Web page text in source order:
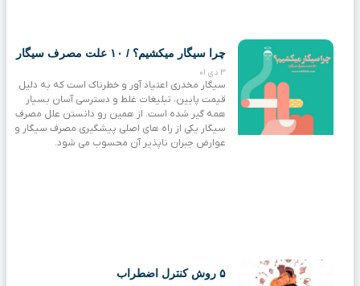
چرا سیگار میکشیم؟ / ۱۰ علت مصرف سیگار
3 دی 01
سیگار مخدری اعتیاد آور و خطرناک است که به دلیل
قیمت پایین، تبلیغات غلط و دسترسی آسان بسیار
همه گیر شده است. از همین رو دانستن علل مصرف
سیگار یکی از راه های اصلی پیشگیری مصرف سیگار و
عوارض جبران ناپذیر آن محسوب می شود.
۵ روش کنترل اضطراب